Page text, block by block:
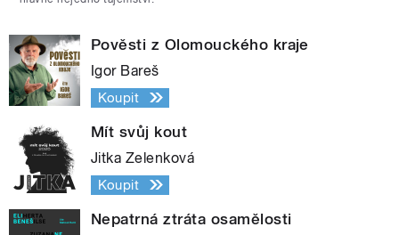
Pověsti z Olomouckého kraje
Igor Bareš
Koupit
Mít svůj kout
Jitka Zelenková
Koupit
Nepatrná ztráta osamělosti